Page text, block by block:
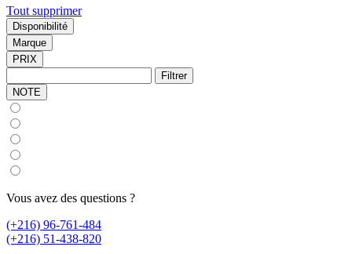
Tout supprimer
Disponibilité
Marque
PRIX
Filtrer
NOTE
Vous avez des questions ?
(+216) 96-761-484
(+216) 51-438-820